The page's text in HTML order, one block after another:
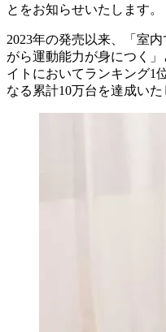
とをお知らせいたします。
2023年の発売以来、「室
がら運動能力が身につく
イトにおいてランキング1
なる累計10万台を達成いた